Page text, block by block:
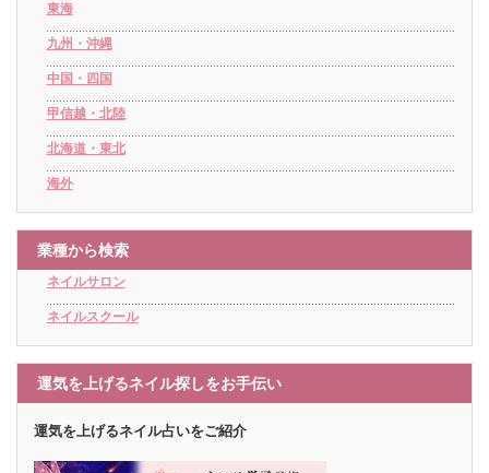
東海
九州・沖縄
中国・四国
甲信越・北陸
北海道・東北
海外
業種から検索
ネイルサロン
ネイルスクール
運気を上げるネイル探しをお手伝い
運気を上げるネイル占いをご紹介